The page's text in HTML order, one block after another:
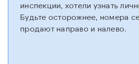
инспекции, хотели узнать
Будьте осторожнее, номера
продают направо и налево.